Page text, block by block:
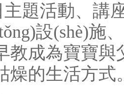
題活動、講
設(shè)施
教成為寶寶
燥的生活方式